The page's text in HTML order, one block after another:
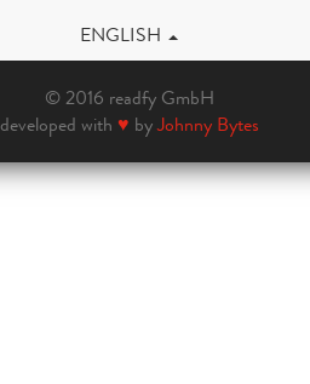
ENGLISH
© 2016 readfy GmbH
developed with ♥ byJohnny Bytes